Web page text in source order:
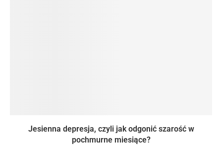
Jesienna depresja, czyli jak odgonić szarość w
pochmurne miesiące?